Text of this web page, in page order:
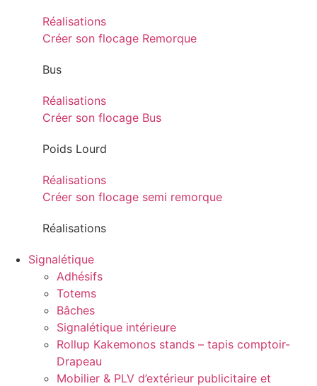
Réalisations
Créer son flocage Remorque
Bus
Réalisations
Créer son flocage Bus
Poids Lourd
Réalisations
Créer son flocage semi remorque
Réalisations
Signalétique
Adhésifs
Totems
Bâches
Signalétique intérieure
Rollup Kakemonos stands – tapis comptoir-
Drapeau
Mobilier & PLV d’extérieur publicitaire et